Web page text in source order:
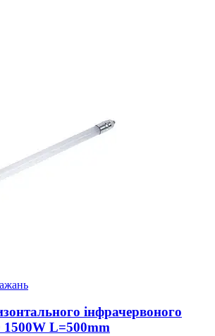
інфрачервоного
1500W L=500mm